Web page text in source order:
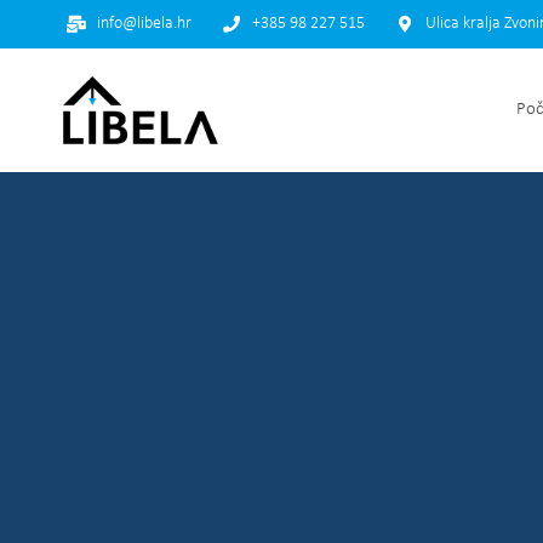
info@libela.hr +385 98 227 515 Ulica kralja